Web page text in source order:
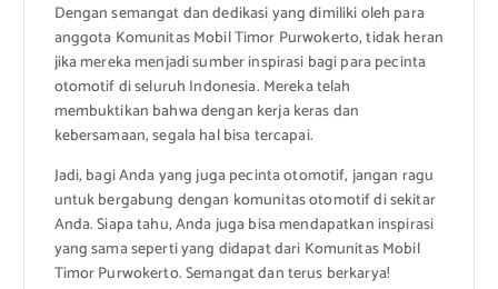
Dengan semangat dan dedikasi yang dimiliki oleh para
anggota Komunitas Mobil Timor Purwokerto, tidak heran
jika mereka menjadi sumber inspirasi bagi para pecinta
otomotif di seluruh Indonesia. Mereka telah
membuktikan bahwa dengan kerja keras dan
kebersamaan, segala hal bisa tercapai.
Jadi, bagi Anda yang juga pecinta otomotif, jangan ragu
untuk bergabung dengan komunitas otomotif di sekitar
Anda. Siapa tahu, Anda juga bisa mendapatkan inspirasi
yang sama seperti yang didapat dari Komunitas Mobil
Timor Purwokerto. Semangat dan terus berkarya!